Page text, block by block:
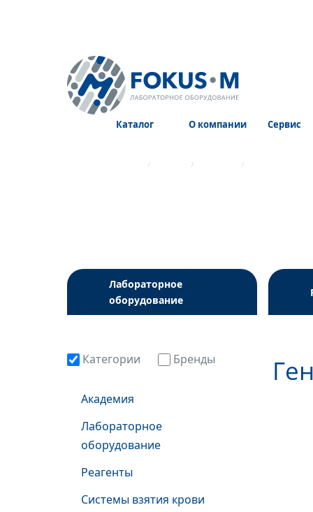
Каталог О компании Сервис
Лабораторное
оборудование
Категории Бренды
Академия
Лабораторное
оборудование
Реагенты
Системы взятия крови